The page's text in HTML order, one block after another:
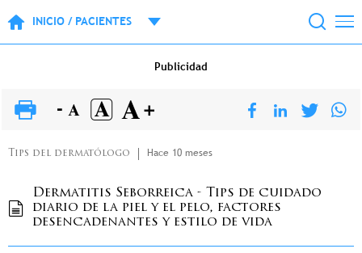
INICIO / PACIENTES
Publicidad
Tips del dermatólogo Hace 10 meses
Dermatitis Seborreica - Tips de cuidado
diario de la piel y el pelo, factores
desencadenantes y estilo de vida